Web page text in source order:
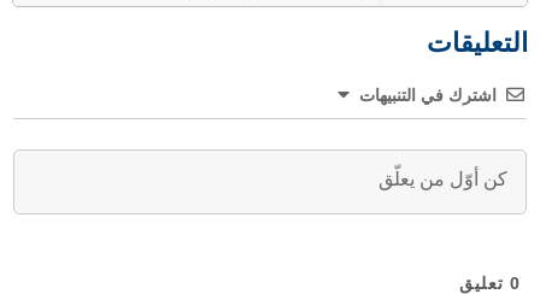
التعليقات
اشترك في التنبيهات
0 تعليق